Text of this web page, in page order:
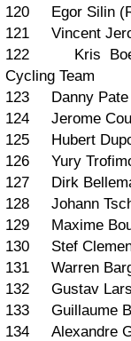
120 Egor Silin
121 Vincent
122 Kris
Cycling Team
123 Danny Pate
124 Jerome
125 Hubert
126 Yury
127 Dirk
128 Johann
129 Maxime
130 Stef
131 Warren
132 Gustav
133 Guillaume
134 Alexandre